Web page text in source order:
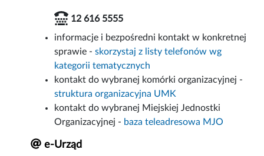
12 616 5555
informacje i bezpośredni kontakt w konkretnej
sprawie -skorzystaj z listy telefonów wg
kategorii tematycznych
kontakt do wybranej komórki organizacyjnej -
struktura organizacyjna UMK
kontakt do wybranej Miejskiej Jednostki
Organizacyjnej - baza teleadresowa MJO
e-Urząd